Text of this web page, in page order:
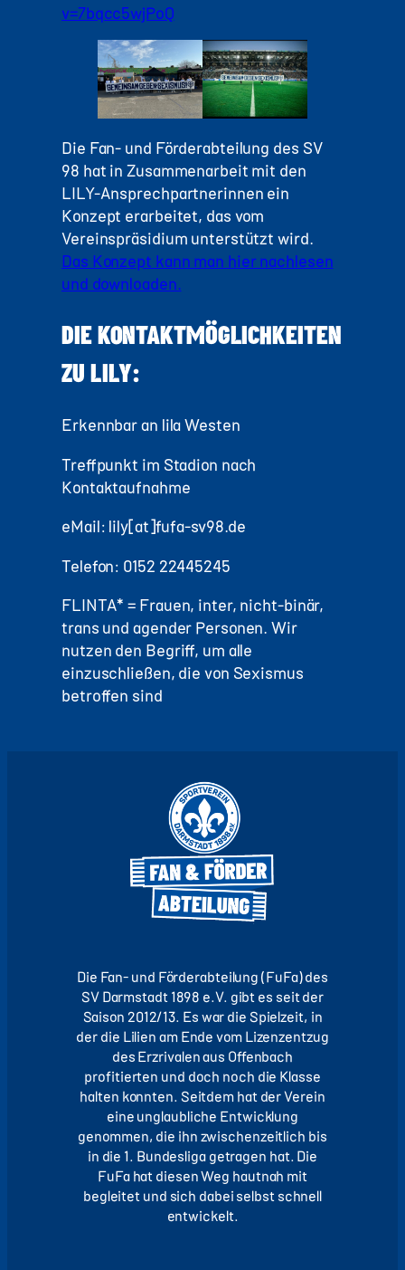
v=7bqcc5wjPoQ
Die Fan- und Förderabteilung des SV
98 hat in Zusammenarbeit mit den
LILY-Ansprechpartnerinnen ein
Konzept erarbeitet, das vom
Vereinspräsidium unterstützt wird.
Das Konzept kann man hier nachlesen
und downloaden.
DIE KONTAKTMÖGLICHKEITEN
ZU LILY:
Erkennbar an lila Westen
Treffpunkt im Stadion nach
Kontaktaufnahme
eMail: lily[at]fufa-sv98.de
Telefon: 0152 22445245
FLINTA* = Frauen, inter, nicht-binär,
trans und agender Personen. Wir
nutzen den Begriff, um alle
einzuschließen, die von Sexismus
betroffen sind
Die Fan- und Förderabteilung (FuFa) des
SV Darmstadt 1898 e.V. gibt es seit der
Saison 2012/13. Es war die Spielzeit, in
der die Lilien am Ende vom Lizenzentzug
des Erzrivalen aus Offenbach
profitierten und doch noch die Klasse
halten konnten. Seitdem hat der Verein
eine unglaubliche Entwicklung
genommen, die ihn zwischenzeitlich bis
in die 1. Bundesliga getragen hat. Die
FuFa hat diesen Weg hautnah mit
begleitet und sich dabei selbst schnell
entwickelt.